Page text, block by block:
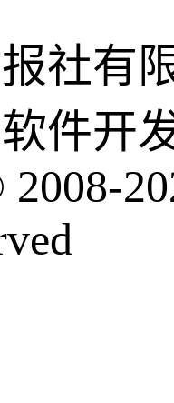
社有
件开